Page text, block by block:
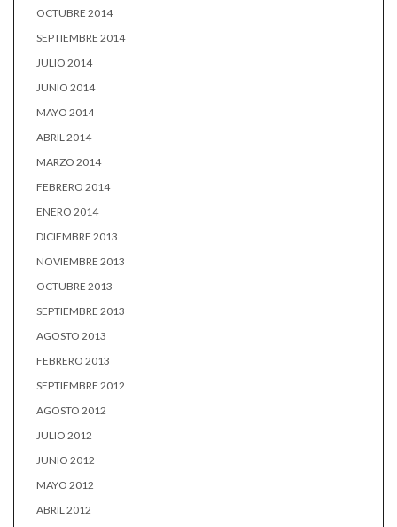
OCTUBRE 2014
SEPTIEMBRE 2014
JULIO 2014
JUNIO 2014
MAYO 2014
ABRIL 2014
MARZO 2014
FEBRERO 2014
ENERO 2014
DICIEMBRE 2013
NOVIEMBRE 2013
OCTUBRE 2013
SEPTIEMBRE 2013
AGOSTO 2013
FEBRERO 2013
SEPTIEMBRE 2012
AGOSTO 2012
JULIO 2012
JUNIO 2012
MAYO 2012
ABRIL 2012